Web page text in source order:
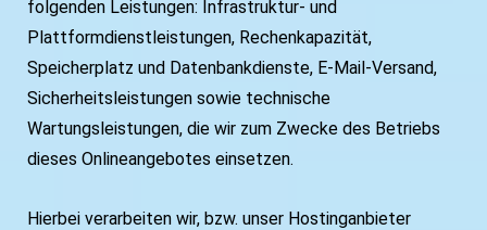
folgenden Leistungen: Infrastruktur- und
Plattformdienstleistungen, Rechenkapazität,
Speicherplatz und Datenbankdienste, E-Mail-Versand,
Sicherheitsleistungen sowie technische
Wartungsleistungen, die wir zum Zwecke des Betriebs
dieses Onlineangebotes einsetzen.
Hierbei verarbeiten wir, bzw. unser Hostinganbieter